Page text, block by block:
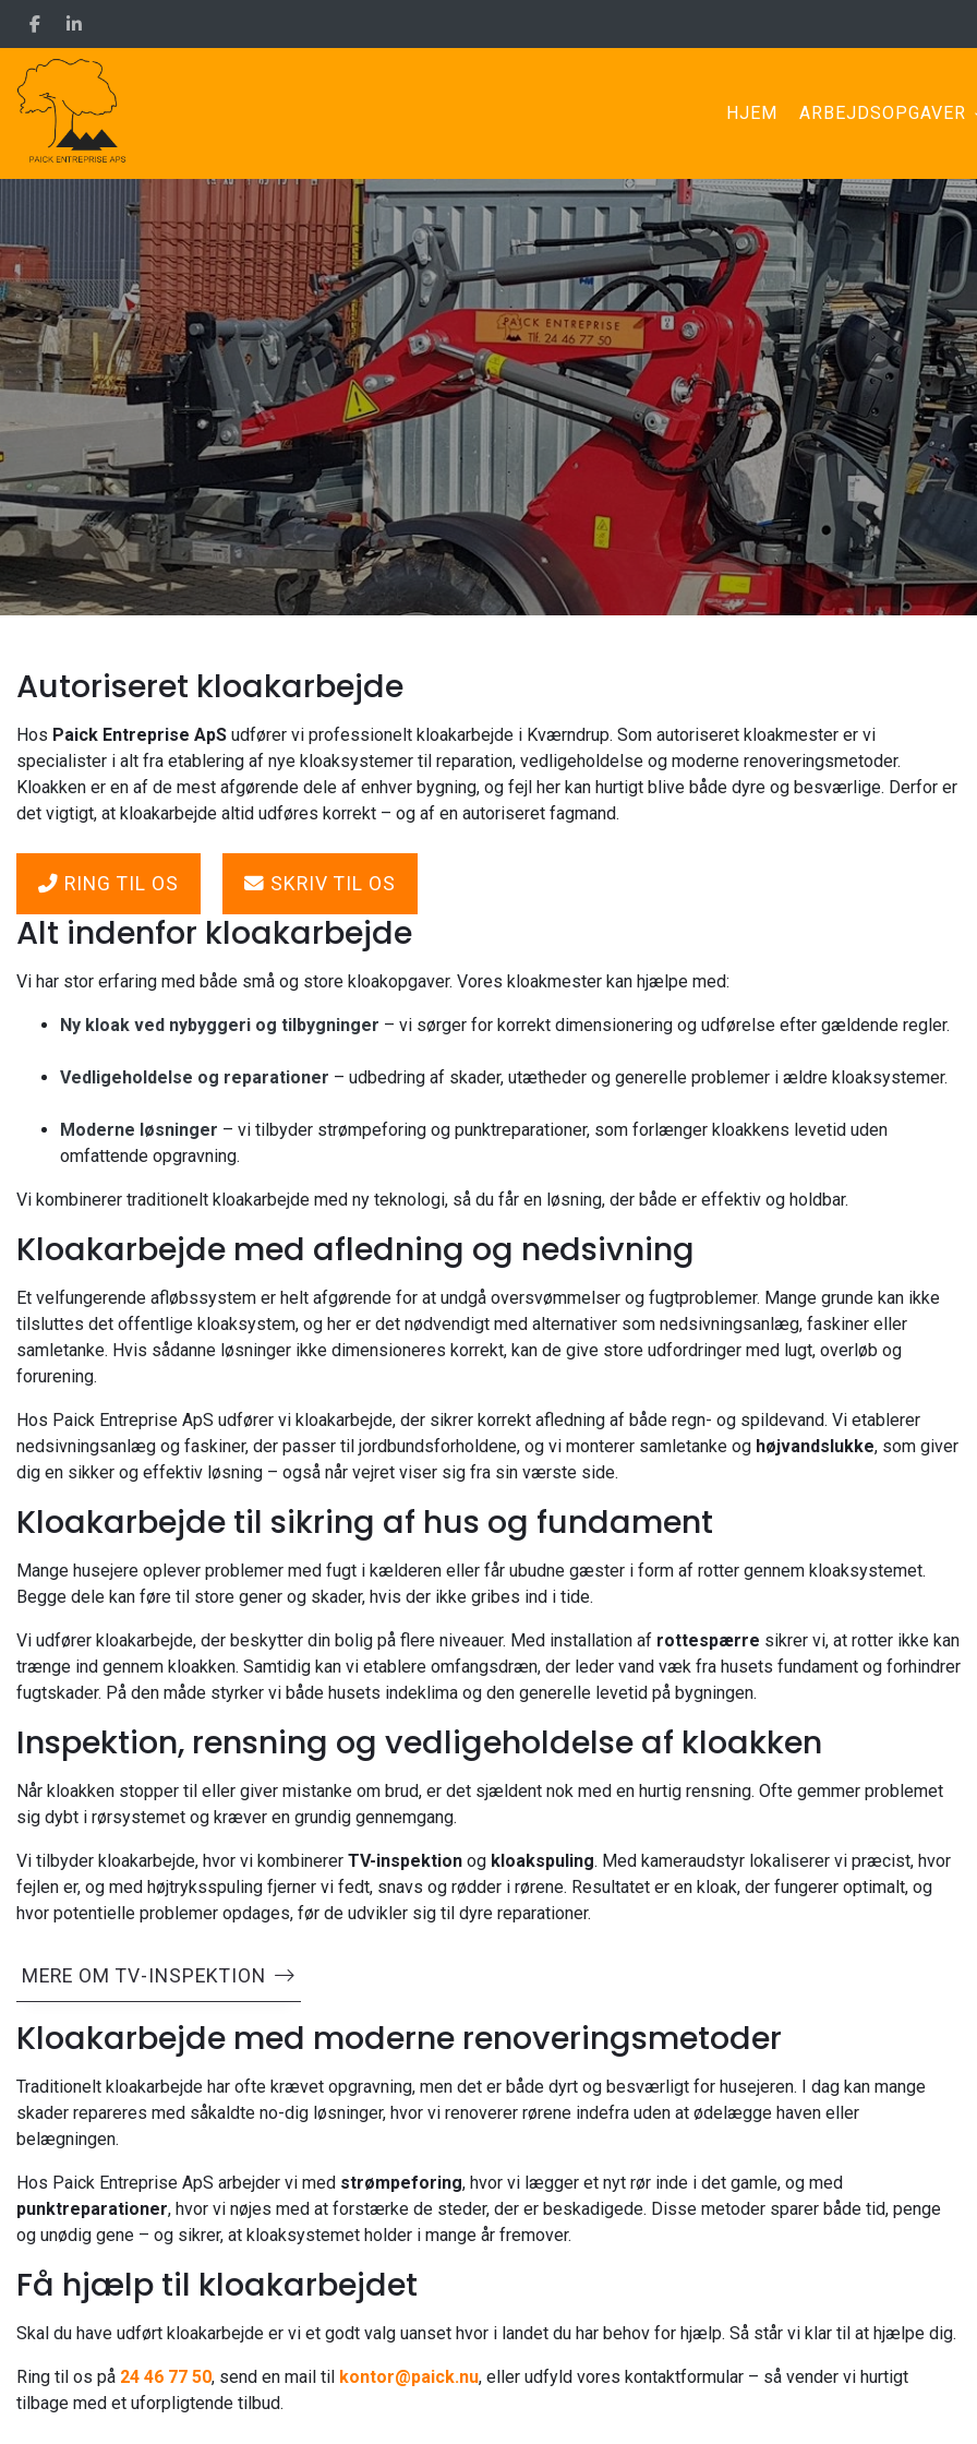
hovedindhold
HJEM ARBEJDSOPGAVER
Autoriseret kloakarbejde
Hos Paick Entreprise ApS udfører vi professionelt kloakarbejde i Kværndrup. Som autoriseret kloakmester er vi
specialister i alt fra etablering af nye kloaksystemer til reparation, vedligeholdelse og moderne renoveringsmetoder.
Kloakken er en af de mest afgørende dele af enhver bygning, og fejl her kan hurtigt blive både dyre og besværlige. Derfor er
det vigtigt, at kloakarbejde altid udføres korrekt – og af en autoriseret fagmand.
RING TIL OS SKRIV TIL OS
Alt indenfor kloakarbejde
Vi har stor erfaring med både små og store kloakopgaver. Vores kloakmester kan hjælpe med:
Ny kloak ved nybyggeri og tilbygninger – vi sørger for korrekt dimensionering og udførelse efter gældende regler.
Vedligeholdelse og reparationer – udbedring af skader, utætheder og generelle problemer i ældre kloaksystemer.
Moderne løsninger – vi tilbyder strømpeforing og punktreparationer, som forlænger kloakkens levetid uden
omfattende opgravning.
Vi kombinerer traditionelt kloakarbejde med ny teknologi, så du får en løsning, der både er effektiv og holdbar.
Kloakarbejde med afledning og nedsivning
Et velfungerende afløbssystem er helt afgørende for at undgå oversvømmelser og fugtproblemer. Mange grunde kan ikke
tilsluttes det offentlige kloaksystem, og her er det nødvendigt med alternativer som nedsivningsanlæg, faskiner eller
samletanke. Hvis sådanne løsninger ikke dimensioneres korrekt, kan de give store udfordringer med lugt, overløb og
forurening.
Hos Paick Entreprise ApS udfører vi kloakarbejde, der sikrer korrekt afledning af både regn- og spildevand. Vi etablerer
nedsivningsanlæg og faskiner, der passer til jordbundsforholdene, og vi monterer samle­tanke og højvandslukke, som giver
dig en sikker og effektiv løsning – også når vejret viser sig fra sin værste side.
Kloakarbejde til sikring af hus og fundament
Mange husejere oplever problemer med fugt i kælderen eller får ubudne gæster i form af rotter gennem kloaksystemet.
Begge dele kan føre til store gener og skader, hvis der ikke gribes ind i tide.
Vi udfører kloakarbejde, der beskytter din bolig på flere niveauer. Med installation af rottespærre sikrer vi, at rotter ikke kan
trænge ind gennem kloakken. Samtidig kan vi etablere omfangsdræn, der leder vand væk fra husets fundament og forhindrer
fugtskader. På den måde styrker vi både husets indeklima og den generelle levetid på bygningen.
Inspektion, rensning og vedligeholdelse af kloakken
Når kloakken stopper til eller giver mistanke om brud, er det sjældent nok med en hurtig rensning. Ofte gemmer problemet
sig dybt i rørsystemet og kræver en grundig gennemgang.
Vi tilbyder kloakarbejde, hvor vi kombinerer TV-inspektion og kloakspuling. Med kameraudstyr lokaliserer vi præcist, hvor
fejlen er, og med højtryksspuling fjerner vi fedt, snavs og rødder i rørene. Resultatet er en kloak, der fungerer optimalt, og
hvor potentielle problemer opdages, før de udvikler sig til dyre reparationer.
MERE OM TV-INSPEKTION
Kloakarbejde med moderne renoveringsmetoder
Traditionelt kloakarbejde har ofte krævet opgravning, men det er både dyrt og besværligt for husejeren. I dag kan mange
skader repareres med såkaldte no-dig løsninger, hvor vi renoverer rørene indefra uden at ødelægge haven eller
belægningen.
Hos Paick Entreprise ApS arbejder vi med strømpeforing, hvor vi lægger et nyt rør inde i det gamle, og med
punktreparationer, hvor vi nøjes med at forstærke de steder, der er beskadigede. Disse metoder sparer både tid, penge
og unødig gene – og sikrer, at kloaksystemet holder i mange år fremover.
Få hjælp til kloakarbejdet
Skal du have udført kloakarbejde er vi et godt valg uanset hvor i landet du har behov for hjælp. Så står vi klar til at hjælpe dig.
Ring til os på 24 46 77 50, send en mail til kontor@paick.nu, eller udfyld vores kontaktformular – så vender vi hurtigt
tilbage med et uforpligtende tilbud.